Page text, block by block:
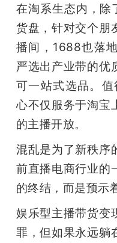
在淘系生态内，除
货盘，针对交个朋
播间，1688也落
严选出产业带的优
可一站式选品。
心不仅服务于淘宝
的主播开放。
混乱是为了新秩序
前直播电商行业的
的终结，而是预示
娱乐型主播带货变
罪，但如果永远躺